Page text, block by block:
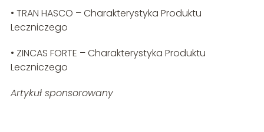
• TRAN HASCO – Charakterystyka Produktu
Leczniczego
• ZINCAS FORTE – Charakterystyka Produktu
Leczniczego
Artykuł sponsorowany